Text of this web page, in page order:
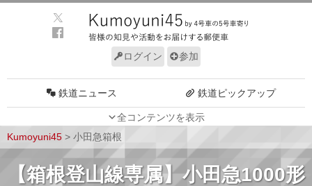
ログイン 参加
全コンテンツを表示
鉄道ニュース 鉄道ピックアップ
車両技術 路線探訪
ルール サイトについて
Kumoyuni45 > 小田急箱根
【箱根登山線専属】小田急1000形